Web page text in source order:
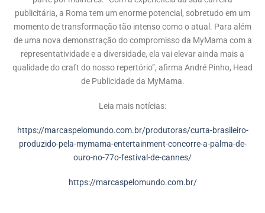
publicitária, a Roma tem um enorme potencial, sobretudo em um
momento de transformação tão intenso como o atual. Para além
de uma nova demonstração do compromisso da MyMama com a
representatividade e a diversidade, ela vai elevar ainda mais a
qualidade do craft do nosso repertório”, afirma André Pinho, Head
de Publicidade da MyMama.
Leia mais notícias:
https://marcaspelomundo.com.br/produtoras/curta-brasileiro-
produzido-pela-mymama-entertainment-concorre-a-palma-de-
ouro-no-77o-festival-de-cannes/
https://marcaspelomundo.com.br/